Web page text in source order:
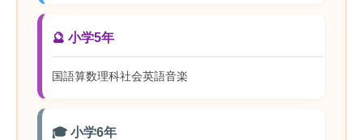
🔮 小学5年
国語算数理科社会英語音楽
🎓 小学6年